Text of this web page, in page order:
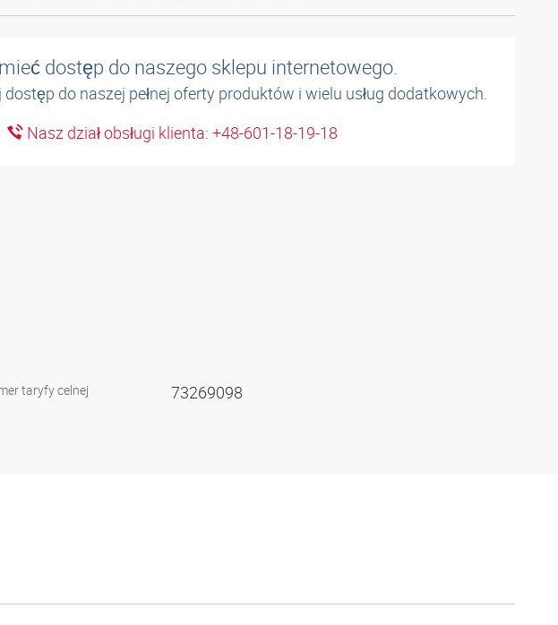
dostęp do naszego sklepu internetowego.
do naszej pełnej oferty produktów i wielu usług dodatkowych.
Nasz dział obsługi klienta: +48-601-18-19-18
taryfy celnej 73269098